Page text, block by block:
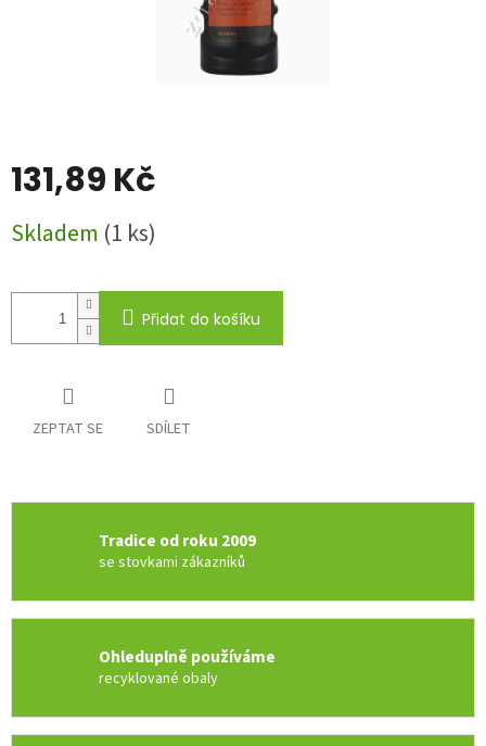
131,89 Kč
cena:
Skladem (1 ks)
Přidat do košíku
ZEPTAT SE SDÍLET
Tradice od roku 2009
se stovkami zákazníků
Ohleduplně používáme
recyklované obaly